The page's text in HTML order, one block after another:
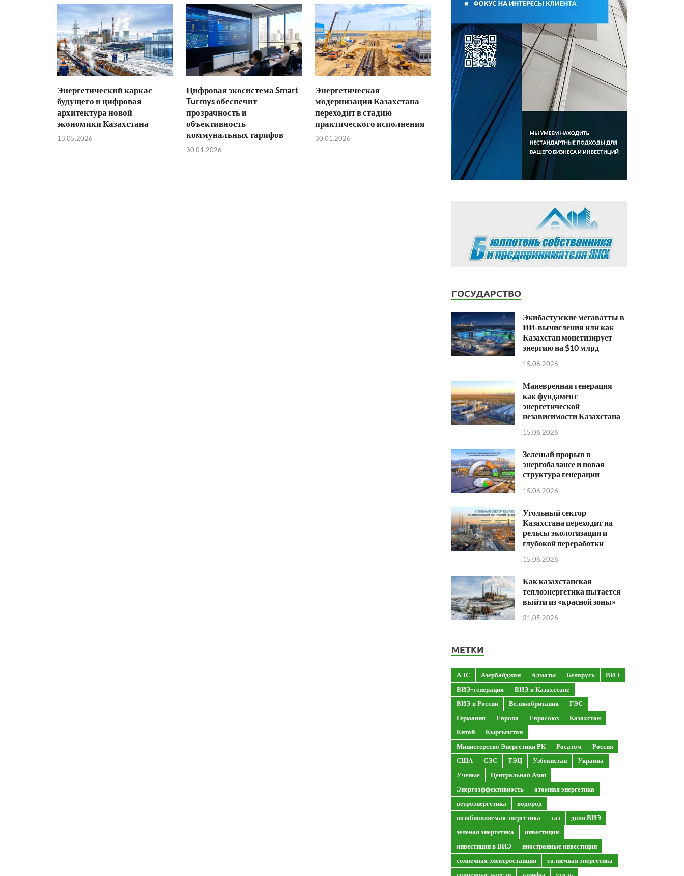
Энергетический каркас
будущего и цифровая
архитектура новой
экономики Казахстана
13.05.2026
Цифровая экосистема Smart
Turmys обеспечит
прозрачность и
объективность
коммунальных тарифов
30.01.2026
Энергетическая
модернизация Казахстана
переходит в стадию
практического исполнения
30.01.2026
ГОСУДАРСТВО
Экибастузские мегаватты в
ИИ-вычисления или как
Казахстан монетизирует
энергию на $10 млрд
15.06.2026
Маневренная генерация
как фундамент
энергетической
независимости Казахстана
15.06.2026
Зеленый прорыв в
энергобалансе и новая
структура генерации
15.06.2026
Угольный сектор
Казахстана переходит на
рельсы экологизации и
глубокой переработки
15.06.2026
Как казахстанская
теплоэнергетика пытается
выйти из «красной зоны»
31.05.2026
МЕТКИ
АЭС Азербайджан Алматы Беларусь
ВИЭ
ВИЭ-генерация
ВИЭ в Казахстане
ВИЭ в России
Великобритания
ГЭС
Германия
Европа Евросоюз
Казахстан
Китай
Кыргызстан
Министерство Энергетики РК
Росатом
Россия
США
СЭС ТЭЦ Узбекистан
Украина
Ученые
Центральная Азия
Энергоэффективность
атомная энергетика
ветроэнергетика
водород
возобновляемая энергетика
газ
доля ВИЭ
зеленая энергетика
инвестиции
инвестиции в ВИЭ
иностранные инвестиции
солнечная электростанция
солнечная энергетика
солнечные панели
тарифы уголь